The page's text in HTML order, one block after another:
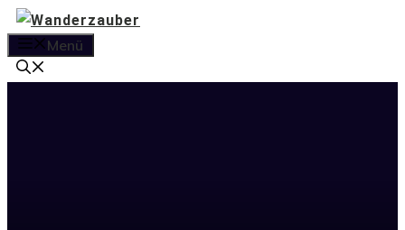
Zum
Inhalt
springen
Menü